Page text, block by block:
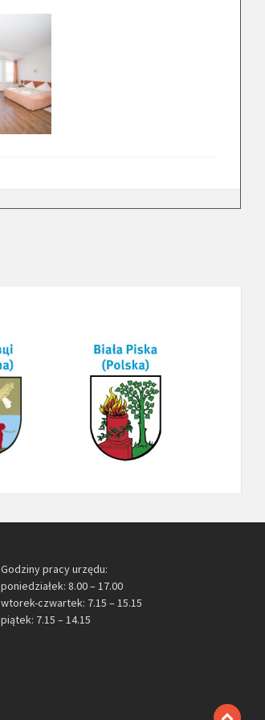
Godziny pracy urzędu:
poniedziałek: 8.00 – 17.00
wtorek-czwartek: 7.15 – 15.15
piątek: 7.15 – 14.15